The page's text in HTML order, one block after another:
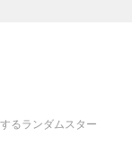
るランダムスター